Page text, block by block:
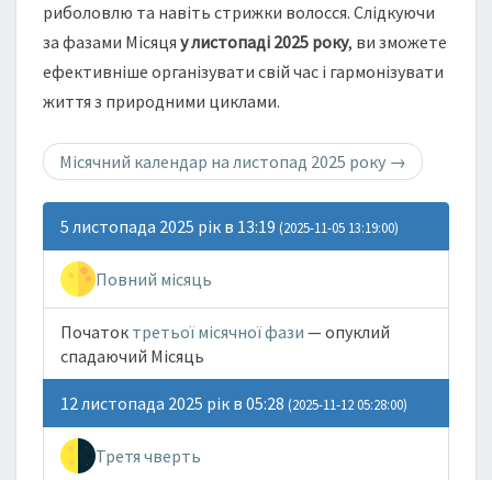
риболовлю та навіть стрижки волосся. Слідкуючи
за фазами Місяця у листопаді 2025 року, ви зможете
ефективніше організувати свій час і гармонізувати
життя з природними циклами.
Місячний календар на листопад 2025 року →
5 листопада 2025 рік в 13:19 (2025-11-05 13:19:00)
Повний місяць
Початок третьої місячної фази — опуклий
спадаючий Місяць
12 листопада 2025 рік в 05:28 (2025-11-12 05:28:00)
Третя чверть